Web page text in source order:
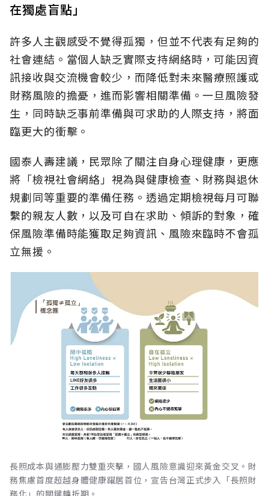
在獨處盲點」
許多人主觀感受不覺得孤獨，但並不代表有足夠的
社會連結。當個人缺乏實際支持網絡時，可能因資
訊接收與交流機會較少，而降低對未來醫療照護或
財務風險的擔憂，進而影響相關準備。一旦風險發
生，同時缺乏事前準備與可求助的人際支持，將面
臨更大的衝擊。
國泰人壽建議，民眾除了關注自身心理健康，更應
將「檢視社會網絡」視為與健康檢查、財務與退休
規劃同等重要的準備任務。透過定期檢視每月可聯
繫的親友人數，以及可自在求助、傾訴的對象，確
保風險準備時能獲取足夠資訊、風險來臨時不會孤
立無援。
長照成本與通膨壓力雙重夾擊，國人風險意識迎來黃金交叉。財
務焦慮首度超越身體健康躍居首位，宣告台灣正式步入「長照財
務化」的關鍵轉折期。